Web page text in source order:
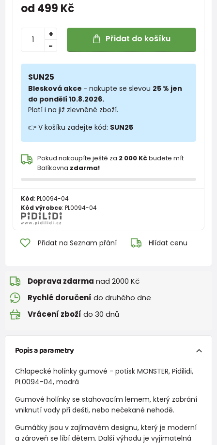
od 499 Kč
-
+ Přidat do košíku
SUN25
Blesková akce - nakupte se slevou 25 % jen
do pondělí 10.8.2026.
Platí i na již zlevněné zboží.
👉 V košíku zadejte kód: SUN25
Pokud nakoupíte ještě za 2 000 Kčbudete mít
Balíkovna zdarma!
Kód: PL0094-04
Kód výrobce: PL0094-04
Přidat na Seznam přání Hlídat cenu
Doprava zdarma nad 2000 Kč
Rychlé doručení do druhého dne
Vrácení zboží do 30 dnů
Popis a parametry
Chlapecké holínky gumové - potisk MONSTER, Pidilidi,
PL0094-04, modrá
Gumové holínky se stahovacím lemem, který zabrání
vniknutí vody při dešti, nebo nečekané nehodě.
Gumáčky jsou v zajímavém designu, který je moderní
a zároveň se líbí dětem. Další výhodu je vyjímatelná